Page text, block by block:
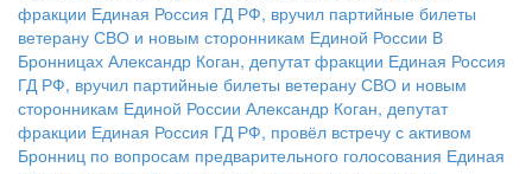
фракции Единая Россия ГД РФ, вручил партийные билеты
ветерану СВО и новым сторонникам Единой России В
Бронницах Александр Коган, депутат фракции Единая Россия
ГД РФ, вручил партийные билеты ветерану СВО и новым
сторонникам Единой России Александр Коган, депутат
фракции Единая Россия ГД РФ, провёл встречу с активом
Бронниц по вопросам предварительного голосования Единая